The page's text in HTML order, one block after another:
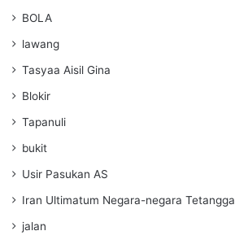
BOLA
lawang
Tasyaa Aisil Gina
Blokir
Tapanuli
bukit
Usir Pasukan AS
Iran Ultimatum Negara-negara Tetangga
jalan